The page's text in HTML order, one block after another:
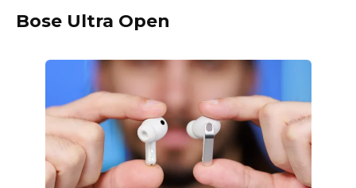
Bose Ultra Open